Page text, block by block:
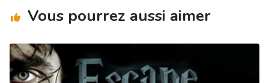
Vous pourrez aussi aimer